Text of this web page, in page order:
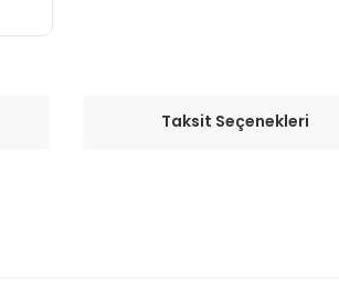
Taksit Seçenekleri